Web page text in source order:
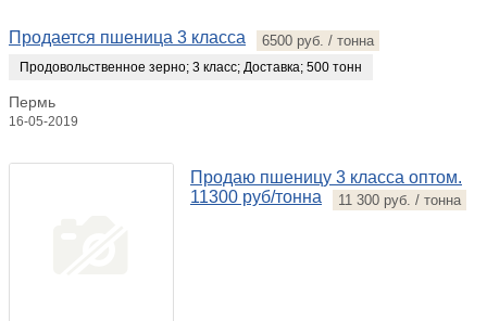
Продается пшеница 3 класса 6500 руб. / тонна
Продовольственное зерно; 3 класс; Доставка; 500 тонн
Пермь
16-05-2019
Продаю пшеницу 3 класса оптом.
11300 руб/тонна
11 300 руб. / тонна